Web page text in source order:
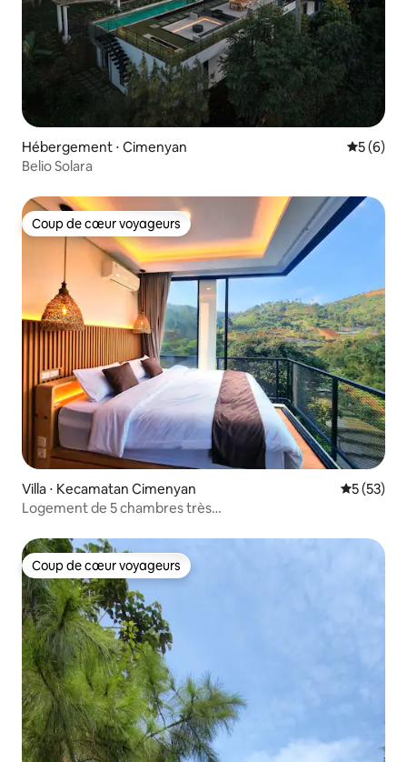
Hébergement ⋅ Cimenyan
5 (6)
Belio Solara
Coup de cœur voyageurs
Coup de cœur voyageurs
Villa ⋅ Kecamatan Cimenyan
5 (53)
Logement de 5 chambres très
Coup de cœur voyageurs
Coup de cœur voyageurs